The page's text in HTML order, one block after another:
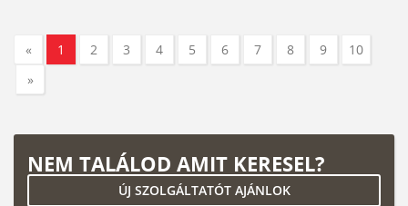
« 1 2 3 4 5 6 7 8 9
10
»
NEM TALÁLOD AMIT KERESEL?
ÚJ SZOLGÁLTATÓT AJÁNLOK